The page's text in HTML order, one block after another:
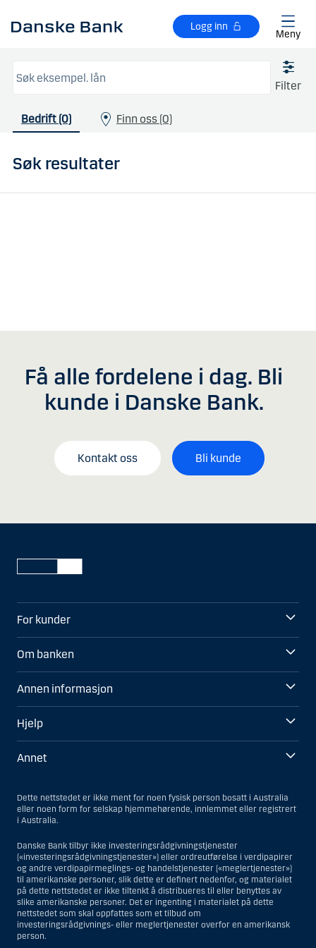
Logg inn
Meny
Filter
Bedrift (0) Finn oss (0)
Søk resultater
Få alle fordelene i dag. Bli
kunde i Danske Bank.
Kontakt oss Bli kunde
For kunder
Om banken
Annen informasjon
Hjelp
Annet
Dette nettstedet er ikke ment for noen fysisk person bosatt i Australia
eller noen form for selskap hjemmehørende, innlemmet eller registrert
i Australia.
Danske Bank tilbyr ikke investeringsrådgivningstjenester
(«investeringsrådgivningstjenester») eller ordreutførelse i verdipapirer
og andre verdipapirmeglings- og handelstjenester («meglertjenester»)
til amerikanske personer, slik dette er definert nedenfor, og materialet
på dette nettstedet er ikke tiltenkt å distribueres til eller benyttes av
slike amerikanske personer. Det er ingenting i materialet på dette
nettstedet som skal oppfattes som et tilbud om
investeringsrådgivnings- eller meglertjenester overfor en amerikansk
person.